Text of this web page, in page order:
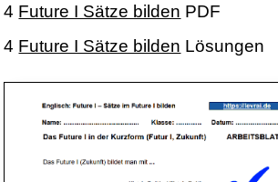
4 Future I Sätze bilden PDF
4 Future I Sätze bilden Lösungen